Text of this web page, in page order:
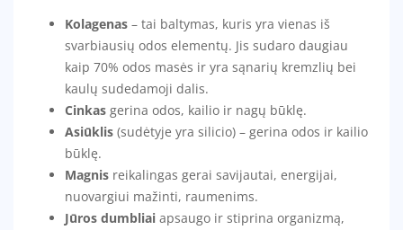
Kolagenas – tai baltymas, kuris yra vienas iš
svarbiausių odos elementų. Jis sudaro daugiau
kaip 70% odos masės ir yra sąnarių kremzlių bei
kaulų sudedamoji dalis.
Cinkas gerina odos, kailio ir nagų būklę.
Asiūklis (sudėtyje yra silicio) – gerina odos ir kailio
būklę.
Magnis reikalingas gerai savijautai, energijai,
nuovargiui mažinti, raumenims.
Jūros dumbliai apsaugo ir stiprina organizmą,